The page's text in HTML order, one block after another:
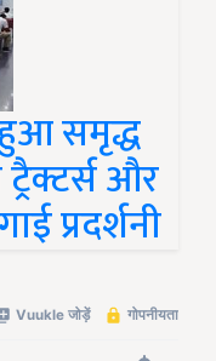
समृद्ध
और
प्रदर्शनी